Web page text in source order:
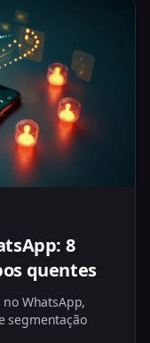
8
quentes
WhatsApp,
segmentação